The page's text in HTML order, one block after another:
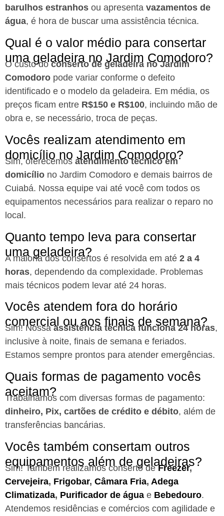
barulhos estranhos ou apresenta vazamentos de
água, é hora de buscar uma assistência técnica.
Qual é o valor médio para consertar
uma geladeira no Jardim Comodoro?
O custo doconserto de geladeira no Jardim
Comodoro pode variar conforme o defeito
identificado e o modelo da geladeira. Em média, os
preços ficam entre R$150 e R$100, incluindo mão de
obra e, se necessário, troca de peças.
Vocês realizam atendimento em
domicílio no Jardim Comodoro?
Sim, oferecemos atendimento técnico em
domicílio no Jardim Comodoro e demais bairros de
Cuiabá. Nossa equipe vai até você com todos os
equipamentos necessários para realizar o reparo no
local.
Quanto tempo leva para consertar
uma geladeira?
A maioria dos consertos é resolvida em até 2 a 4
horas, dependendo da complexidade. Problemas
mais técnicos podem levar até 24 horas.
Vocês atendem fora do horário
comercial ou aos finais de semana?
Sim! Nossaassistência técnica funciona 24 horas,
inclusive à noite, finais de semana e feriados.
Estamos sempre prontos para atender emergências.
Quais formas de pagamento vocês
aceitam?
Trabalhamos com diversas formas de pagamento:
dinheiro, Pix, cartões de crédito e débito, além de
transferências bancárias.
Vocês também consertam outros
equipamentos além de geladeiras?
Sim! Também realizamos conserto deFreezer,
Cervejeira, Frigobar, Câmara Fria, Adega
Climatizada, Purificador de água e Bebedouro.
Atendemos residências e comércios com agilidade e